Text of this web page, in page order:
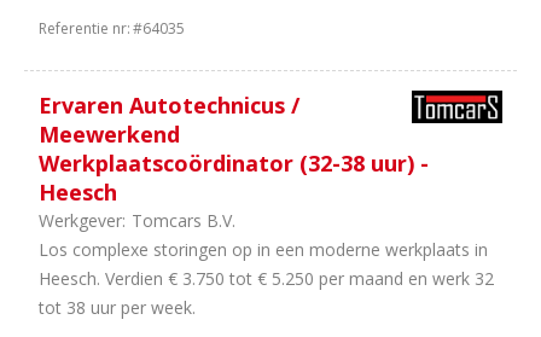
Referentie nr:#64035
Ervaren Autotechnicus /
Meewerkend
Werkplaatscoördinator (32-38 uur) -
Heesch
Werkgever: Tomcars B.V.
Los complexe storingen op in een moderne werkplaats in
Heesch. Verdien € 3.750 tot € 5.250 per maand en werk 32
tot 38 uur per week.